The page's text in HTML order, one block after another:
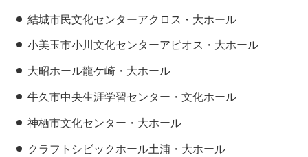
結城市民文化センターアクロス・大ホール
小美玉市小川文化センターアピオス・大ホール
大昭ホール龍ケ崎・大ホール
牛久市中央生涯学習センター・文化ホール
神栖市文化センター・大ホール
クラフトシビックホール土浦・大ホール